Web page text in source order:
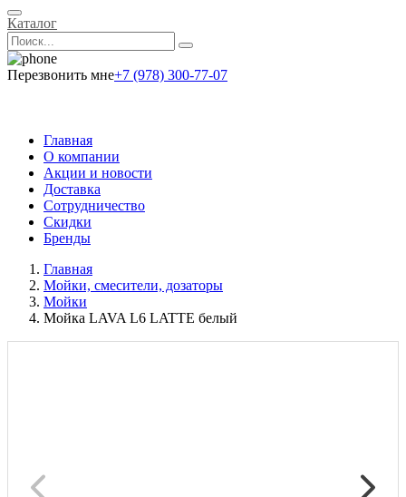
Каталог
Перезвонить мне+7 (978) 300-77-07
Главная
О компании
Акции и новости
Доставка
Сотрудничество
Скидки
Бренды
Главная
Мойки, смесители, дозаторы
Мойки
Мойка LAVA L6 LATTE белый